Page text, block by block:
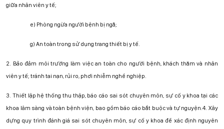
giữa nhân viên y tế;
e) Phòng ngừa người bệnh bị ngã;
g) An toàn trong sử dụng trang thiết bị y tế.
2. Bảo đảm môi trường làm việc an toàn cho người bệnh, khách thăm và nhân
viên y tế; tránh tai nạn, rủi ro, phơi nhiễm nghề nghiệp.
3. Thiết lập hệ thống thu thập, báo cáo sai sót chuyên môn, sự cố y khoa tại các
khoa lâm sàng và toàn bệnh viện, bao gồm báo cáo bắt buộc và tự nguyện.4. Xây
dựng quy trình đánh giá sai sót chuyên môn, sự cố y khoa để xác định nguyên